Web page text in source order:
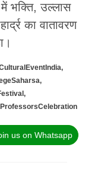
भक्ति, उल्लास
का वातावरण
,
,
,
us on Whatsapp